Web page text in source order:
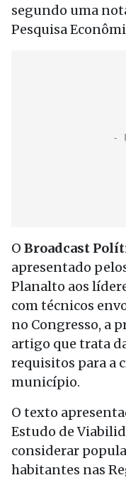
segundo uma
Pesquisa
O Broadcast
apresentado
Planalto aos
com técnicos
no Congresso, a
artigo que trata
requisitos para a
município.
O texto
Estudo de
considerar
habitantes nas